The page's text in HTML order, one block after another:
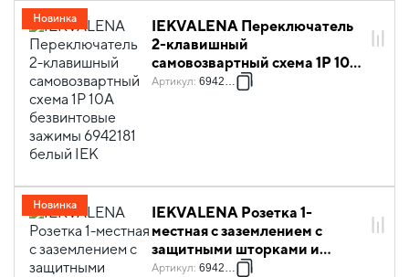
IEKVALENA Переключатель
2-клавишный
самовозвартный схема 1P 10А
безвинтовые зажимы 6942181
Артикул: 6942181
Новинка
IEKVALENA Розетка 1-
местная с заземлением с
защитными шторками и
крышкой IP44 16А 6942241
Артикул: 6942241
Новинка